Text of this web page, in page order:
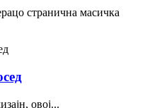
странична масичка
овој...